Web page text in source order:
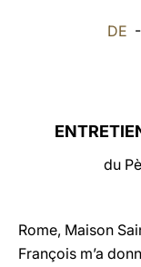
DE -
du
Rome, Maison
François m’a